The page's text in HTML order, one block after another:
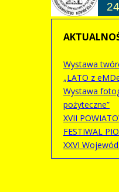
Wystawa
„LATO z
Wystawa
pożyteczne”
XVII
FESTIWAL
XXVI